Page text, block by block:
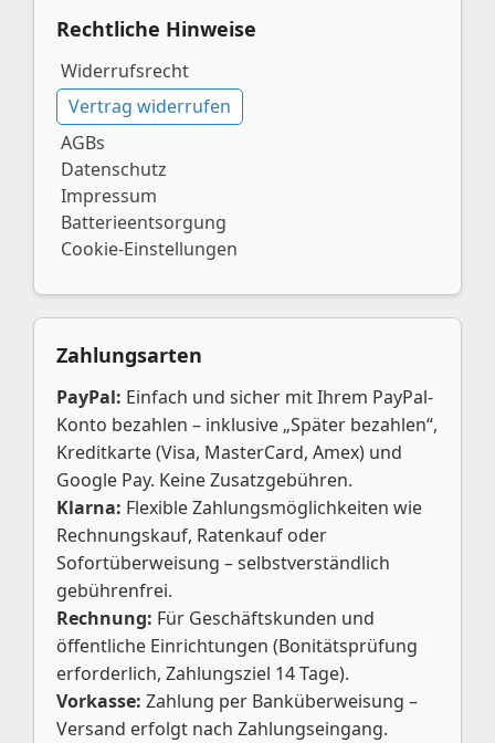
Rechtliche Hinweise
Widerrufsrecht
Vertrag widerrufen
AGBs
Datenschutz
Impressum
Batterieentsorgung
Cookie-Einstellungen
Zahlungsarten
PayPal: Einfach und sicher mit Ihrem PayPal-
Konto bezahlen – inklusive „Später bezahlen“,
Kreditkarte (Visa, MasterCard, Amex) und
Google Pay. Keine Zusatzgebühren.
Klarna: Flexible Zahlungsmöglichkeiten wie
Rechnungskauf, Ratenkauf oder
Sofortüberweisung – selbstverständlich
gebührenfrei.
Rechnung: Für Geschäftskunden und
öffentliche Einrichtungen (Bonitätsprüfung
erforderlich, Zahlungsziel 14 Tage).
Vorkasse: Zahlung per Banküberweisung –
Versand erfolgt nach Zahlungseingang.